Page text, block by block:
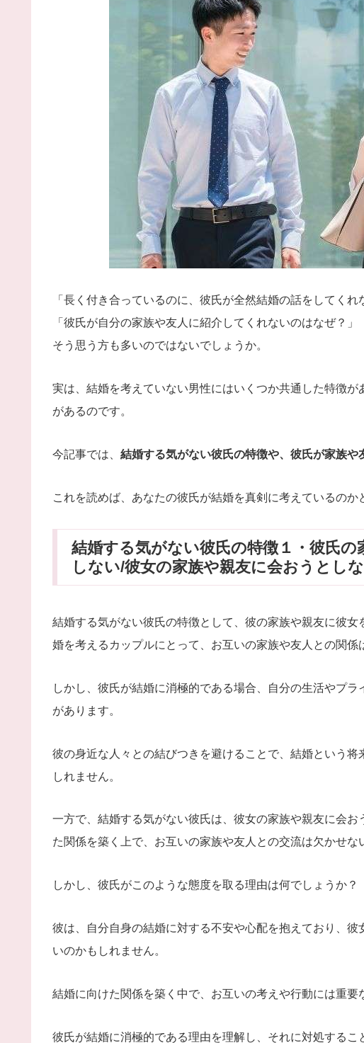
「長く付き合っているのに、彼氏が全然結婚の話をしてくれ
「彼氏が自分の家族や友人に紹介してくれないのはなぜ？」
そう思う方も多いのではないでしょうか。
実は、結婚を考えていない男性にはいくつか共通した特徴
があるのです。
今記事では、 結婚する気がない彼氏の特徴や、彼氏が家族
これを読めば、あなたの彼氏が結婚を真剣に考えているのか
結婚する気がない彼氏の特徴１・彼氏
しない/彼女の家族や親友に会おうとし
結婚する気がない彼氏の特徴として、彼の家族や親友に彼
婚を考えるカップルにとって、お互いの家族や友人との関係
しかし、彼氏が結婚に消極的である場合、自分の生活やプ
があります。
彼の身近な人々との結びつきを避けることで、結婚という
しれません。
一方で、結婚する気がない彼氏は、彼女の家族や親友に会
た関係を築く上で、お互いの家族や友人との交流は欠かせな
しかし、彼氏がこのような態度を取る理由は何でしょうか？
彼は、自分自身の結婚に対する不安や心配を抱えており、
いのかもしれません。
結婚に向けた関係を築く中で、お互いの考えや行動には重要
彼氏が結婚に消極的である理由を理解し、それに対処するこ